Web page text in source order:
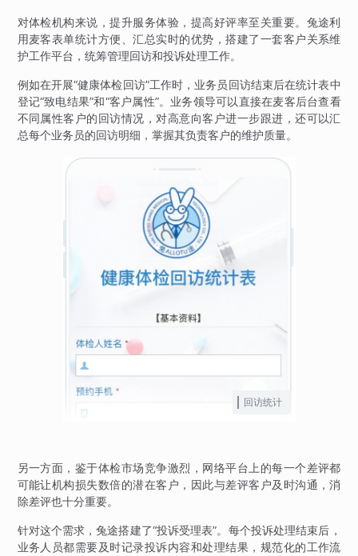
对体检机构来说，提升服务体验，提高好评率至关重要。兔途利
用麦客表单统计方便、汇总实时的优势，搭建了一套客户关系维
护工作平台，统筹管理回访和投诉处理工作。
例如在开展“健康体检回访”工作时，业务员回访结束后在统计表中
登记“致电结果”和“客户属性”。业务领导可以直接在麦客后台查看
不同属性客户的回访情况，对高意向客户进一步跟进，还可以汇
总每个业务员的回访明细，掌握其负责客户的维护质量。
回访统计
另一方面，鉴于体检市场竞争激烈，网络平台上的每一个差评都
可能让机构损失数倍的潜在客户，因此与差评客户及时沟通，消
除差评也十分重要。
针对这个需求，兔途搭建了“投诉受理表”。每个投诉处理结束后，
业务人员都需要及时记录投诉内容和处理结果，规范化的工作流